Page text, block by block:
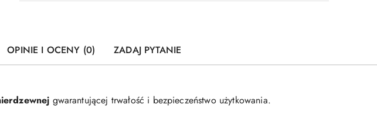
OPINIE I OCENY (0) ZADAJ PYTANIE
gwarantującej trwałość i bezpieczeństwo użytkowania.